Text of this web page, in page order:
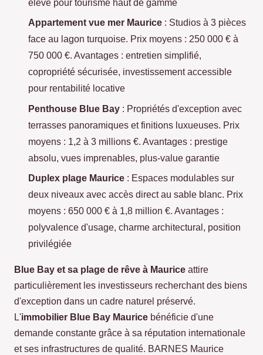
élevé pour tourisme haut de gamme
Appartement vue mer Maurice : Studios à 3 pièces
face au lagon turquoise. Prix moyens : 250 000 € à
750 000 €. Avantages : entretien simplifié,
copropriété sécurisée, investissement accessible
pour rentabilité locative
Penthouse Blue Bay : Propriétés d'exception avec
terrasses panoramiques et finitions luxueuses. Prix
moyens : 1,2 à 3 millions €. Avantages : prestige
absolu, vues imprenables, plus-value garantie
Duplex plage Maurice : Espaces modulables sur
deux niveaux avec accès direct au sable blanc. Prix
moyens : 650 000 € à 1,8 million €. Avantages :
polyvalence d'usage, charme architectural, position
privilégiée
Blue Bay et sa plage de rêve à Maurice attire
particulièrement les investisseurs recherchant des biens
d'exception dans un cadre naturel préservé.
L'immobilier Blue Bay Maurice bénéficie d'une
demande constante grâce à sa réputation internationale
et ses infrastructures de qualité. BARNES Maurice